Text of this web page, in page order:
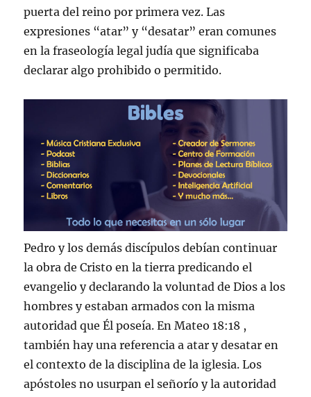
puerta del reino por primera vez. Las
expresiones “atar” y “desatar” eran comunes
en la fraseología legal judía que significaba
declarar algo prohibido o permitido.
Pedro y los demás discípulos debían continuar
la obra de Cristo en la tierra predicando el
evangelio y declarando la voluntad de Dios a los
hombres y estaban armados con la misma
autoridad que Él poseía. En Mateo 18:18 ,
también hay una referencia a atar y desatar en
el contexto de la disciplina de la iglesia. Los
apóstoles no usurpan el señorío y la autoridad